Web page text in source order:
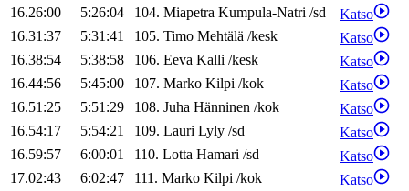
16.26:00
5:26:04 104. Miapetra Kumpula-Natri /sd
Katso
16.31:37
5:31:41 105. Timo Mehtälä /kesk
Katso
16.38:54
5:38:58 106. Eeva Kalli /kesk
Katso
16.44:56
5:45:00 107. Marko Kilpi /kok
Katso
16.51:25
5:51:29 108. Juha Hänninen /kok
Katso
16.54:17
5:54:21 109. Lauri Lyly /sd
Katso
16.59:57
6:00:01 110. Lotta Hamari /sd
Katso
17.02:43
6:02:47 111. Marko Kilpi /kok
Katso